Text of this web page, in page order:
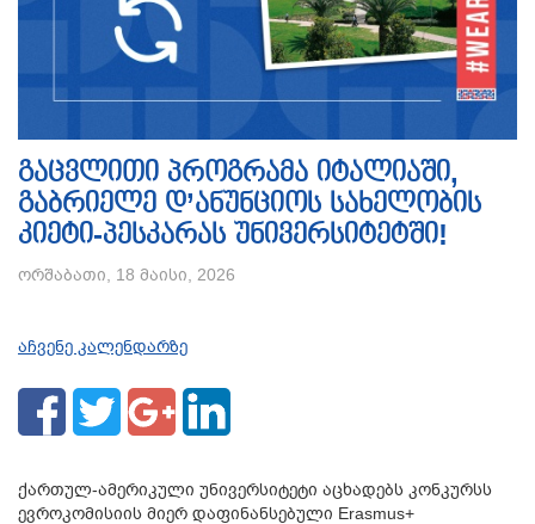
გაცვლითი პროგრამა იტალიაში,
გაბრიელე დ’ანუნციოს სახელობის
კიეტი-პესკარას უნივერსიტეტში!
ორშაბათი, 18 მაისი, 2026
აჩვენე კალენდარზე
ქართულ-ამერიკული უნივერსიტეტი აცხადებს კონკურსს
ევროკომისიის მიერ დაფინანსებული Erasmus+